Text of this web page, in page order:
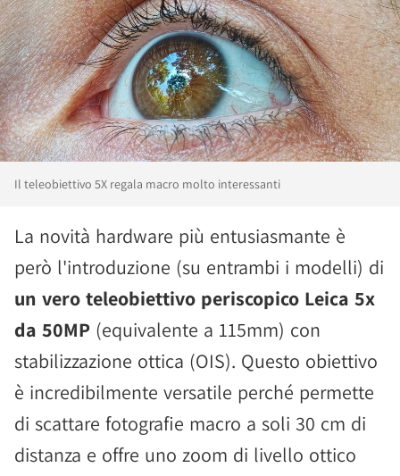
Il teleobiettivo 5X regala macro molto interessanti
La novità hardware più entusiasmante è
però l'introduzione (su entrambi i modelli) di
un vero teleobiettivo periscopico Leica 5x
da 50MP (equivalente a 115mm) con
stabilizzazione ottica (OIS). Questo obiettivo
è incredibilmente versatile perché permette
di scattare fotografie macro a soli 30 cm di
distanza e offre uno zoom di livello ottico